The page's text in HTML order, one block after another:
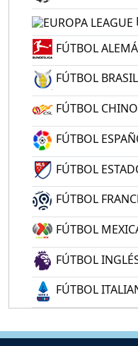
FÚTBOL
FÚTBOL
FÚTBOL CHINO
FÚTBOL
FÚTBOL
FÚTBOL
FÚTBOL
FÚTBOL
FÚTBOL